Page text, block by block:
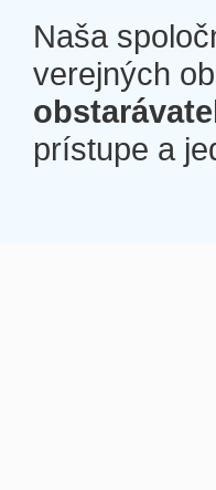
Naša
verejných
prístupe a